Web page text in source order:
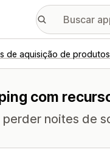
de aquisição de produtos
com
noites de